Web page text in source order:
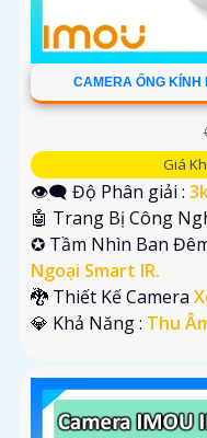
CAMERA ỐNG KÍNH
Giá
👁️‍🗨 Độ Phân giải :
🤖️ Trang Bị Công
✪ Tầm Nhìn Ban
Ngoại Smart IR.
🐉️ Thiết Kế Camera
️💎 Khả Năng : Thu